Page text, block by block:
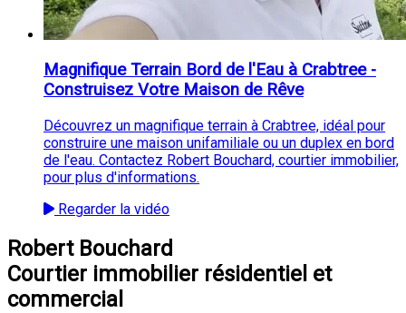
Magnifique Terrain Bord de l'Eau à Crabtree -
Construisez Votre Maison de Rêve
Découvrez un magnifique terrain à Crabtree, idéal pour
construire une maison unifamiliale ou un duplex en bord
de l'eau. Contactez Robert Bouchard, courtier immobilier,
pour plus d'informations.
Regarder la vidéo
Robert Bouchard
Courtier immobilier résidentiel et
commercial